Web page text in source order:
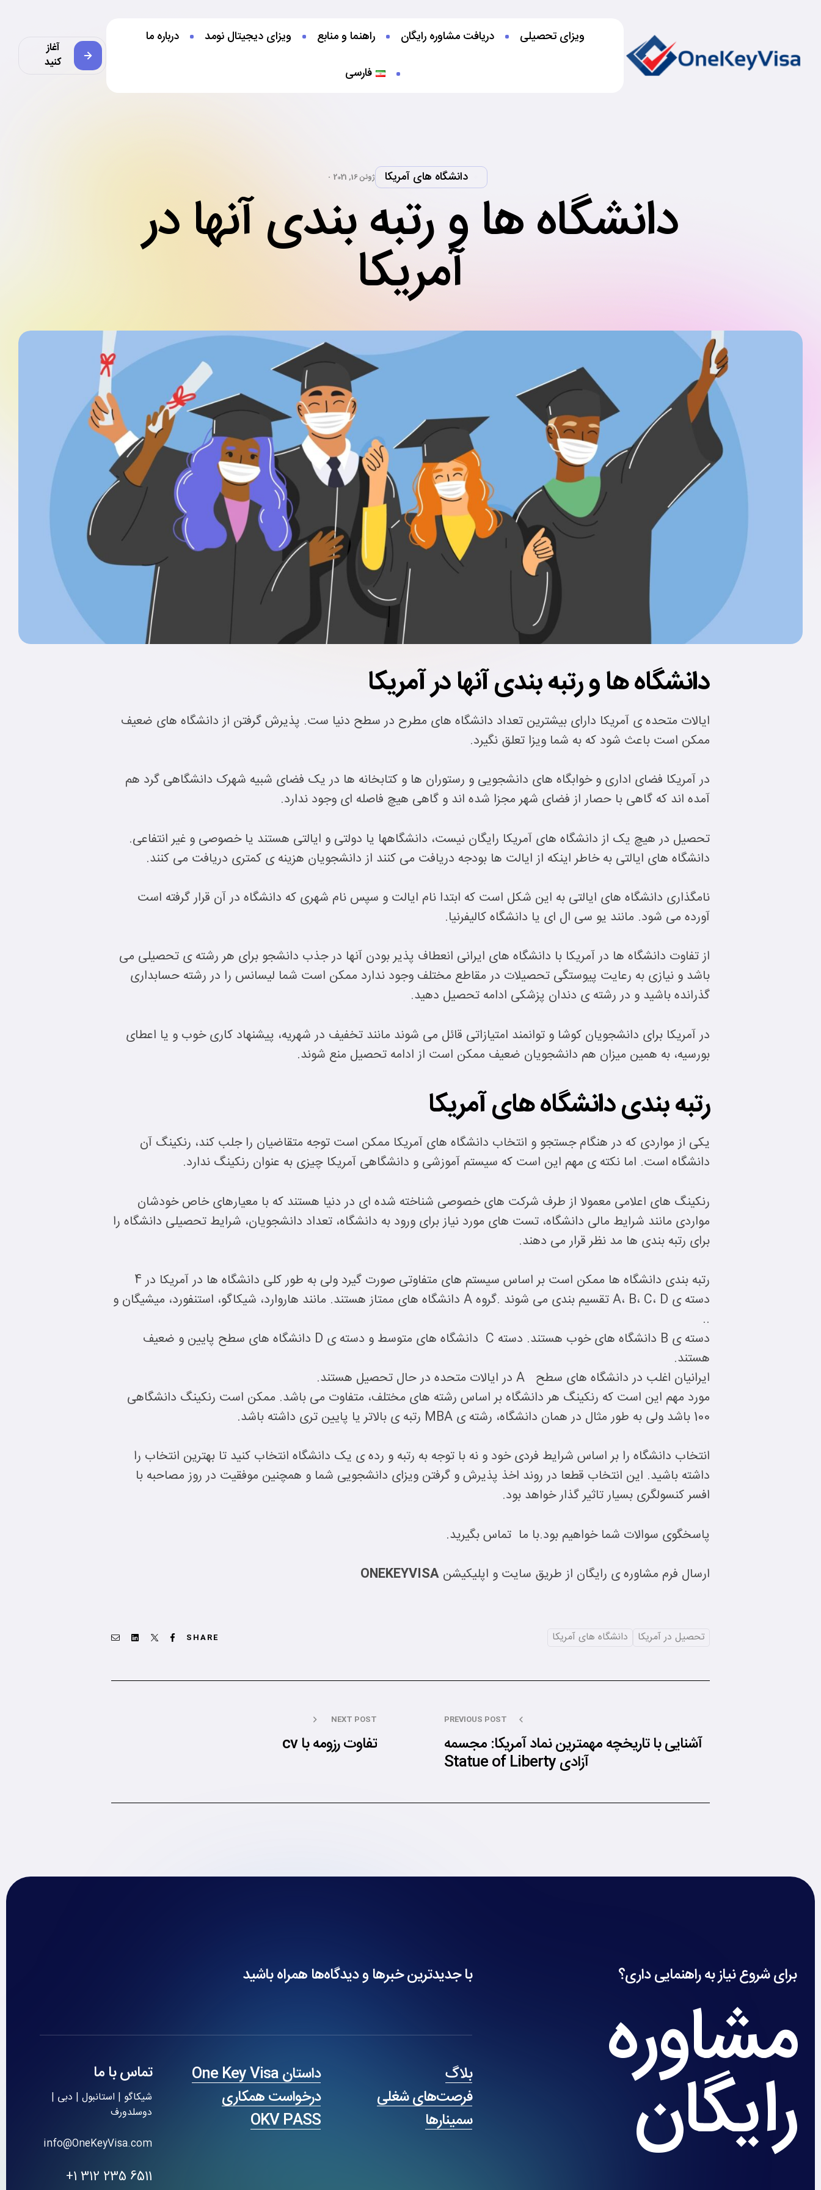
ویزای تحصیلی‌ دریافت مشاوره رایگان راهنما و منابع ویزای دیجیتال نومد
درباره ما
فارسی
آغاز
کنید
دانشگاه های آمریکا ژوئن 16, 2021
دانشگاه ها و رتبه بندی آنها در
آمریکا
دانشگاه ها و رتبه بندی آنها در آمریکا
ایالات متحده ی آمریکا دارای بیشترین تعداد دانشگاه های مطرح در سطح دنیا ست. پذیرش گرفتن از دانشگاه های ضعیف
ممکن است باعث شود که به شما ویزا تعلق نگیرد.
در آمریکا فضای اداری و خوابگاه های دانشجویی و رستوران ها و کتابخانه ها در یک فضای شبیه شهرک دانشگاهی گرد هم
آمده اند که گاهی با حصار از فضای شهر مجزا شده اند و گاهی هیچ فاصله ای وجود ندارد.
تحصیل در هیچ یک از دانشگاه های آمریکا رایگان نیست، دانشگاهها یا دولتی و ایالتی هستند یا خصوصی و غیر انتفاعی.
دانشگاه های ایالتی به خاطر اینکه از ایالت ها بودجه دریافت می کنند از دانشجویان هزینه ی کمتری دریافت می کنند.
نامگذاری دانشگاه های ایالتی به این شکل است که ابتدا نام ایالت و سپس نام شهری که دانشگاه در آن قرار گرفته است
آورده می شود. مانند یو سی ال ای یا دانشگاه کالیفرنیا.
از تفاوت دانشگاه ها در آمریکا با دانشگاه های ایرانی انعطاف پذیر بودن آنها در جذب دانشجو برای هر رشته ی تحصیلی می
باشد و نیازی به رعایت پیوستگی تحصیلات در مقاطع مختلف وجود ندارد ممکن است شما لیسانس را در رشته حسابداری
گذرانده باشید و در رشته ی دندان پزشکی ادامه تحصیل دهید.
در آمریکا برای دانشجویان کوشا و توانمند امتیازاتی قائل می شوند مانند تخفیف در شهریه، پیشنهاد کاری خوب و یا اعطای
بورسیه، به همین میزان هم دانشجویان ضعیف ممکن است از ادامه تحصیل منع شوند.
رتبه بندی دانشگاه های آمریکا
یکی از مواردی که در هنگام جستجو و انتخاب دانشگاه های آمریکا ممکن است توجه متقاضیان را جلب کند، رنکینگ آن
دانشگاه است. اما نکته ی مهم این است که سیستم آموزشی و دانشگاهی آمریکا چیزی به عنوان رنکینگ ندارد.
رنکینگ های اعلامی معمولا از طرف شرکت های خصوصی شناخته شده ای در دنیا هستند که با معیارهای خاص خودشان
مواردی مانند شرایط مالی دانشگاه، تست های مورد نیاز برای ورود به دانشگاه، تعداد دانشجویان، شرایط تحصیلی دانشگاه را
برای رتبه بندی ها مد نظر قرار می دهند.
رتبه بندی دانشگاه ها ممکن است بر اساس سیستم های متفاوتی صورت گیرد ولی به طور کلی دانشگاه ها در آمریکا در 4
دسته ی A، B، C، D تقسیم بندی می شوند .گروه A دانشگاه های ممتاز هستند. مانند هاروارد، شیکاگو، استنفورد، میشیگان و
..
دسته ی B دانشگاه های خوب هستند. دسته C دانشگاه های متوسط و دسته ی D دانشگاه های سطح پایین و ضعیف
هستند.
ایرانیان اغلب در دانشگاه های سطح A در ایالات متحده در حال تحصیل هستند.
مورد مهم این است که رنکینگ هر دانشگاه بر اساس رشته های مختلف، متفاوت می باشد. ممکن است رنکینگ دانشگاهی
100 باشد ولی به طور مثال در همان دانشگاه، رشته ی MBA رتبه ی بالاتر یا پایین تری داشته باشد.
انتخاب دانشگاه را بر اساس شرایط فردی خود و نه با توجه به رتبه و رده ی یک دانشگاه انتخاب کنید تا بهترین انتخاب را
داشته باشید. این انتخاب قطعا در روند اخذ پذیرش و گرفتن ویزای دانشجویی شما و همچنین موفقیت در روز مصاحبه با
افسر کنسولگری بسیار تاثیر گذار خواهد بود.
پاسخگوی سوالات شما خواهیم بود.با ما تماس بگیرید.
ارسال فرم مشاوره ی رایگان از طریق سایت و اپلیکیشن ONEKEYVISA
تحصیل در آمریکا دانشگاه های آمریکا SHARE
Facebook
Twitter
Linkedin
Email
PREVIOUS POST
آشنایی با تاریخچه مهمترین نماد آمریکا: مجسمه
آزادی Statue of Liberty
NEXT POST
تفاوت رزومه با cv
برای شروع نیاز به راهنمایی داری؟
مشاوره
رایگان
با جدیدترین خبرها و دیدگاه‌ها همراه باشید
بلاگ
فرصت‌های شغلی
سمینارها
داستان One Key Visa
درخواست همکاری
OKV PASS
تماس با ما
شیکاگو | استانبول | دبی |
دوسلدورف
info@OneKeyVisa.com
6511 235 312 1+